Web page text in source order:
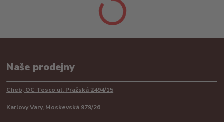
Naše prodejny
Cheb, OC Tesco ul. Pražská 2494/15
Karlovy Vary, Moskevská 979/26